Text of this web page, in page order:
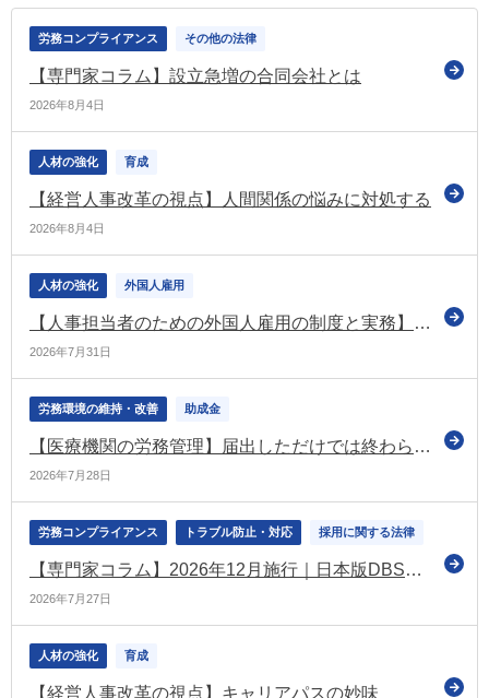
労務コンプライアンス その他の法律
【専門家コラム】設立急増の合同会社とは
2026年8月4日
人材の強化 育成
【経営人事改革の視点】人間関係の悩みに対処する
2026年8月4日
人材の強化 外国人雇用
【人事担当者のための外国人雇用の制度と実務】育成就労制度における企業の費用 ～労働者への投資との関係から～
2026年7月31日
労務環境の維持・改善 助成金
【医療機関の労務管理】届出しただけでは終わらない！ ベースアップ評価料「中間報告」と「実績報告」で押さえておきたいポイント
2026年7月28日
労務コンプライアンス トラブル防止・対応 採用に関する法律
【専門家コラム】2026年12月施行｜日本版DBS（こども性暴力防止法）とは？対象事業者・義務・企業が今から準備すべきことをわかりやすく解説
2026年7月27日
人材の強化 育成
【経営人事改革の視点】キャリアパスの妙味